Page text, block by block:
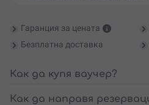
Гаранция за цената
Безплатна доставка
Как да купя ваучер?
Как да направя